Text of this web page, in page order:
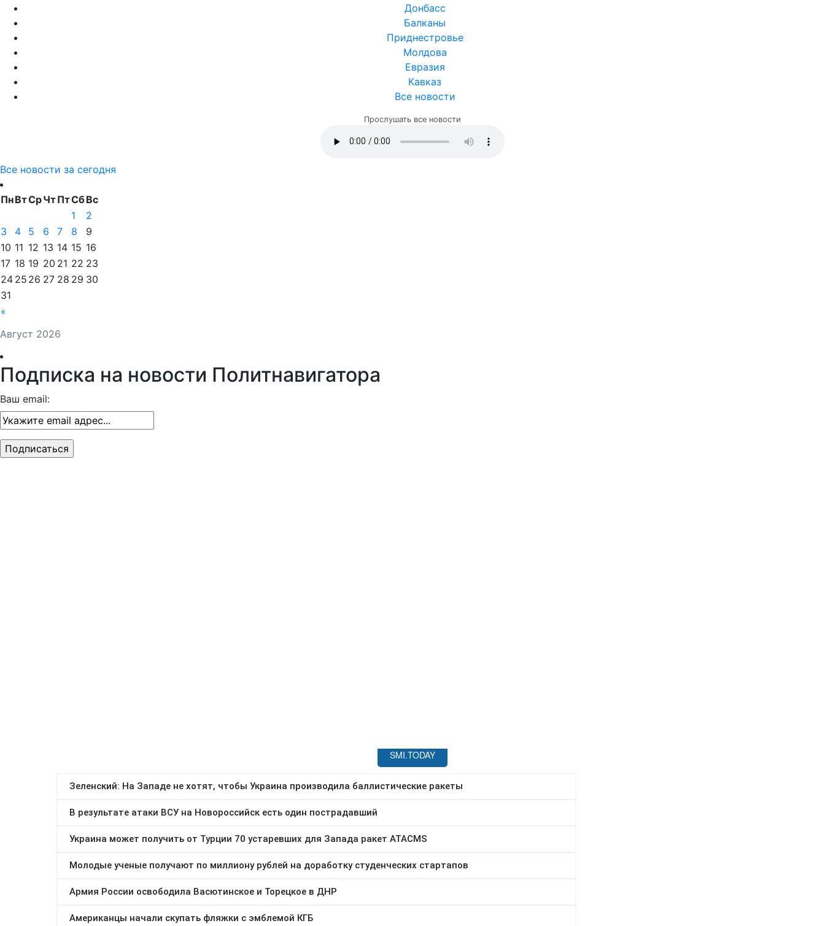
Донбасс
Балканы
Приднестровье
Молдова
Евразия
Кавказ
Все новости
Прослушать все новости
Все новости за сегодня
Август 2026
ПнВтСрЧтПтСбВс
«
1
2
3
4 5 6 7 8
9
10 11 12 13 14 15 16
17 18 19 20 21 22 23
24 25 26 27 28 29 30
31
Подписка на новости Политнавигатора
Ваш email: